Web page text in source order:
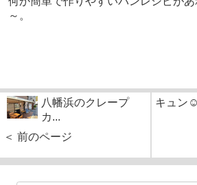
～。
八幡浜のクレープ
カ...
＜ 前のページ
キュン☺